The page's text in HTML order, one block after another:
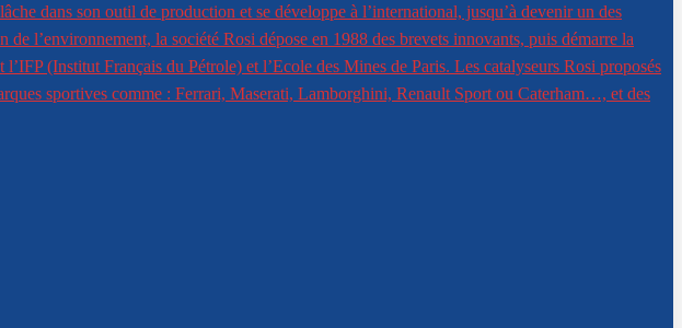
dans son outil de production et se développe à l’international, jusqu’à devenir un des
l’environnement, la société Rosi dépose en 1988 des brevets innovants, puis démarre la
(Institut Français du Pétrole) et l’Ecole des Mines de Paris. Les catalyseurs Rosi proposés
sportives comme : Ferrari, Maserati, Lamborghini, Renault Sport ou Caterham…, et des